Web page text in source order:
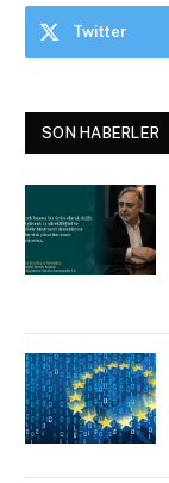
Twitter
SON HABERLER